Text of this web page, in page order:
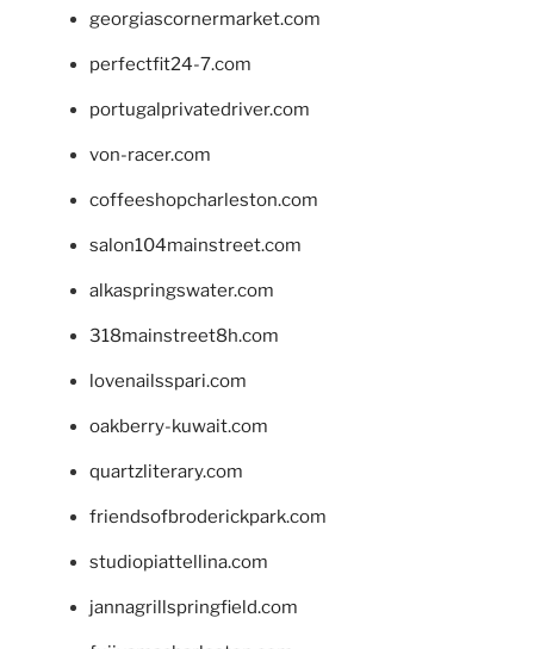
georgiascornermarket.com
perfectfit24-7.com
portugalprivatedriver.com
von-racer.com
coffeeshopcharleston.com
salon104mainstreet.com
alkaspringswater.com
318mainstreet8h.com
lovenailsspari.com
oakberry-kuwait.com
quartzliterary.com
friendsofbroderickpark.com
studiopiattellina.com
jannagrillspringfield.com